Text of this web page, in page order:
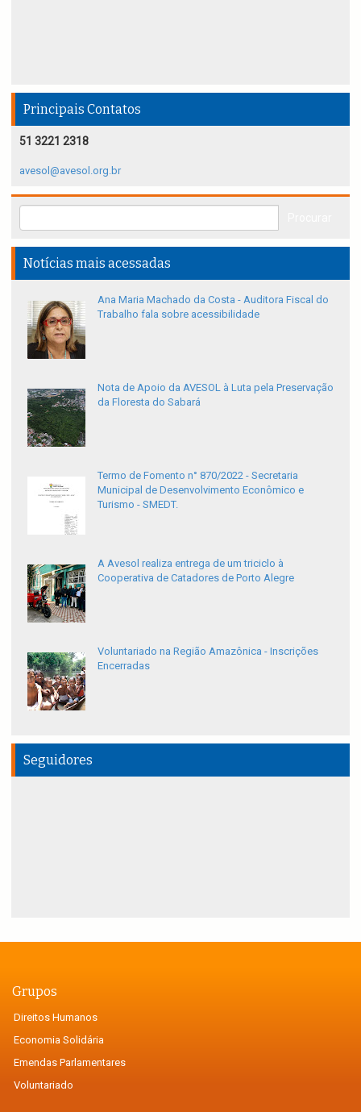
Principais Contatos
51 3221 2318
avesol@avesol.org.br
Notícias mais acessadas
Ana Maria Machado da Costa - Auditora Fiscal do
Trabalho fala sobre acessibilidade
Nota de Apoio da AVESOL à Luta pela Preservação
da Floresta do Sabará
Termo de Fomento n° 870/2022 - Secretaria
Municipal de Desenvolvimento Econômico e
Turismo - SMEDT.
A Avesol realiza entrega de um triciclo à
Cooperativa de Catadores de Porto Alegre
Voluntariado na Região Amazônica - Inscrições
Encerradas
Seguidores
Grupos
Direitos Humanos
Economia Solidária
Emendas Parlamentares
Voluntariado